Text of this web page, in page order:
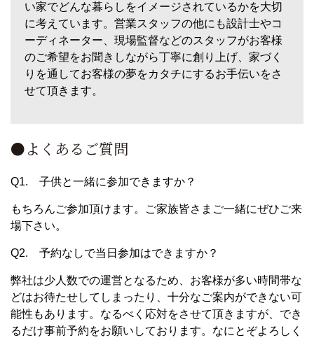
い家でどんな暮らしをイメージされているかを大切
に考えています。営業スタッフの他にも設計士やコ
ーディネーター、現場監督などのスタッフがお客様
のご希望をお聞きしながら丁寧に創り上げ、家づく
りを通してお客様の夢をカタチにするお手伝いをさ
せて頂きます。
●よくあるご質問
Q1. 子供と一緒に参加できますか？
もちろんご参加頂けます。ご家族皆さまご一緒にぜひご来
場下さい。
Q2. 予約なしで当日参加はできますか？
弊社は少人数での運営となるため、お客様が多い時間帯な
どはお待たせしてしまったり、十分なご案内ができない可
能性もあります。なるべく応対をさせて頂きますが、でき
るだけ事前予約をお願いしております。なにとぞよろしく